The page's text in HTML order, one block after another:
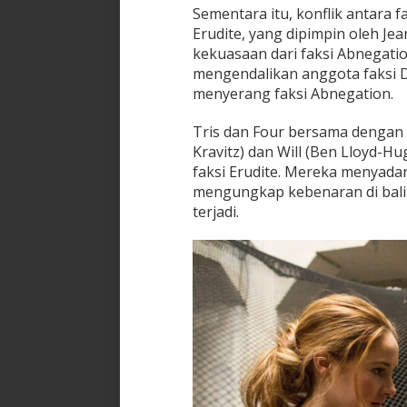
Sementara itu, konflik antara
Erudite, yang dipimpin oleh
kekuasaan dari faksi
mengendalikan anggota faksi
menyerang faksi Abnegation.
Tris dan Four bersama
Kravitz) dan Will (Ben Lloyd-
faksi Erudite. Mereka
mengungkap kebenaran di
terjadi.